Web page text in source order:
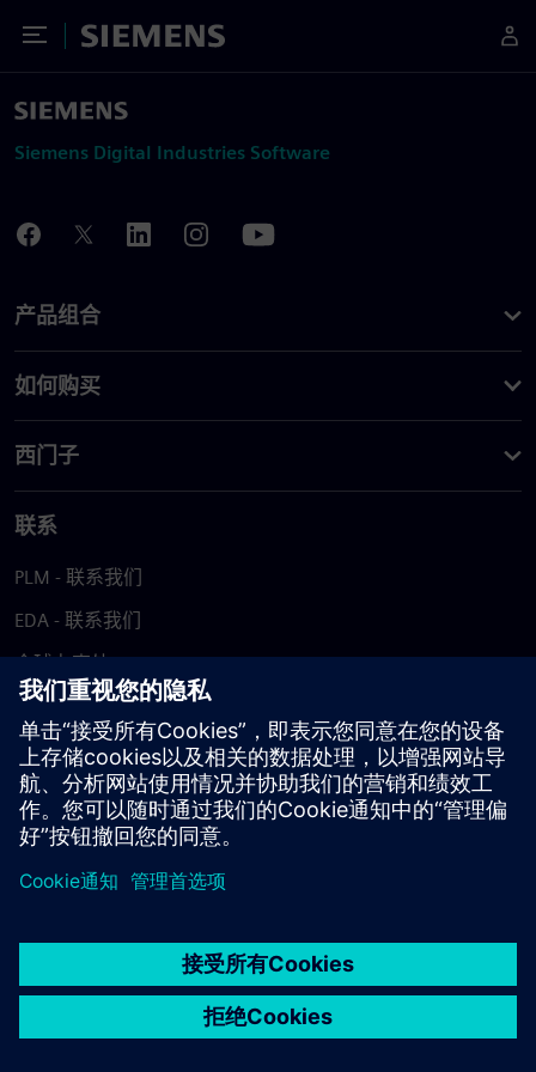
Toggle Menu
Siemens
Siemens Digital Industries Software
产品组合
如何购买
西门子
联系
PLM - 联系我们
EDA - 联系我们
全球办事处
支持中心
提供反馈
报告盗版行为
© Siemens2026